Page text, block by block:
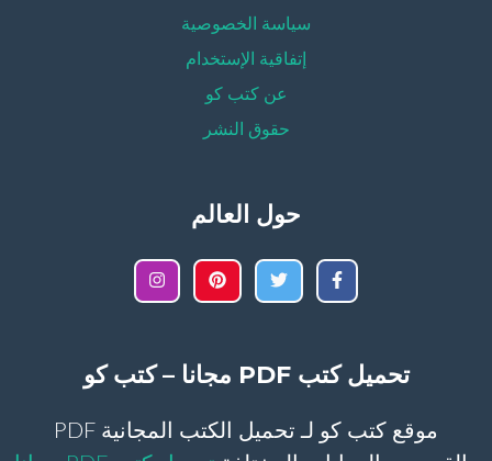
سياسة الخصوصية
إتفاقية الإستخدام
عن كتب كو
حقوق النشر
حول العالم
تحميل كتب PDF مجانا – كتب كو
موقع كتب كو لـ تحميل الكتب المجانية PDF